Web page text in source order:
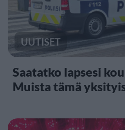
UUTISET
Saatatko lapsesi
Muista tämä